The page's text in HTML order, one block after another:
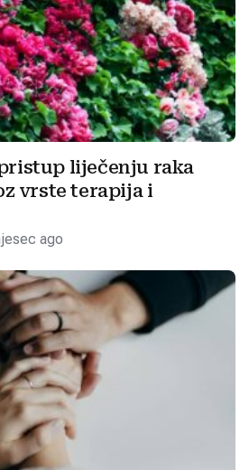
liječenju raka
vrste terapija i
ago